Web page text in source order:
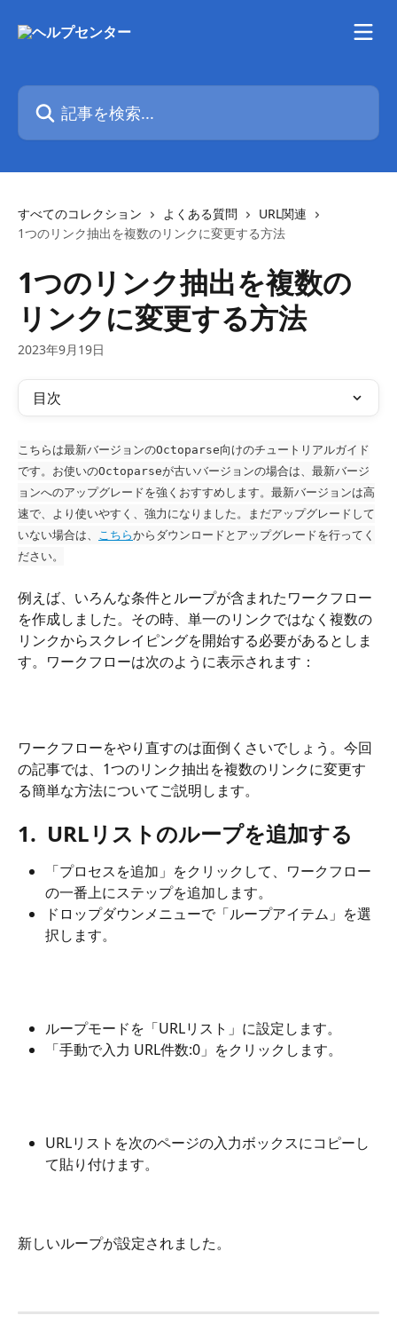
記事を検索...
すべてのコレクション よくある質問
URL関連
1つのリンク抽出を複数のリンクに変更する方法
1つのリンク抽出を複数の
リンクに変更する方法
2023年9月19日
目次
こちらは最新バージョンのOctoparse向けのチュートリアルガイド
です。お使いのOctoparseが古いバージョンの場合は、最新バージ
ョンへのアップグレードを強くおすすめします。最新バージョンは高
速で、より使いやすく、強力になりました。まだアップグレードして
いない場合は、 こちらからダウンロードとアップグレードを行ってく
ださい。
例えば、いろんな条件とループが含まれたワークフロー
を作成しました。その時、単一のリンクではなく複数の
リンクからスクレイピングを開始する必要があるとしま
す。ワークフローは次のように表示されます：
ワークフローをやり直すのは面倒くさいでしょう。今回
の記事では、1つのリンク抽出を複数のリンクに変更す
る簡単な方法についてご説明します。
1.  URLリストのループを追加する
「プロセスを追加」をクリックして、ワークフロー
の一番上にステップを追加します。
ドロップダウンメニューで「ループアイテム」を選
択します。
ループモードを「URLリスト」に設定します。
「手動で入力 URL件数:0」をクリックします。
URLリストを次のページの入力ボックスにコピーし
て貼り付けます。
新しいループが設定されました。